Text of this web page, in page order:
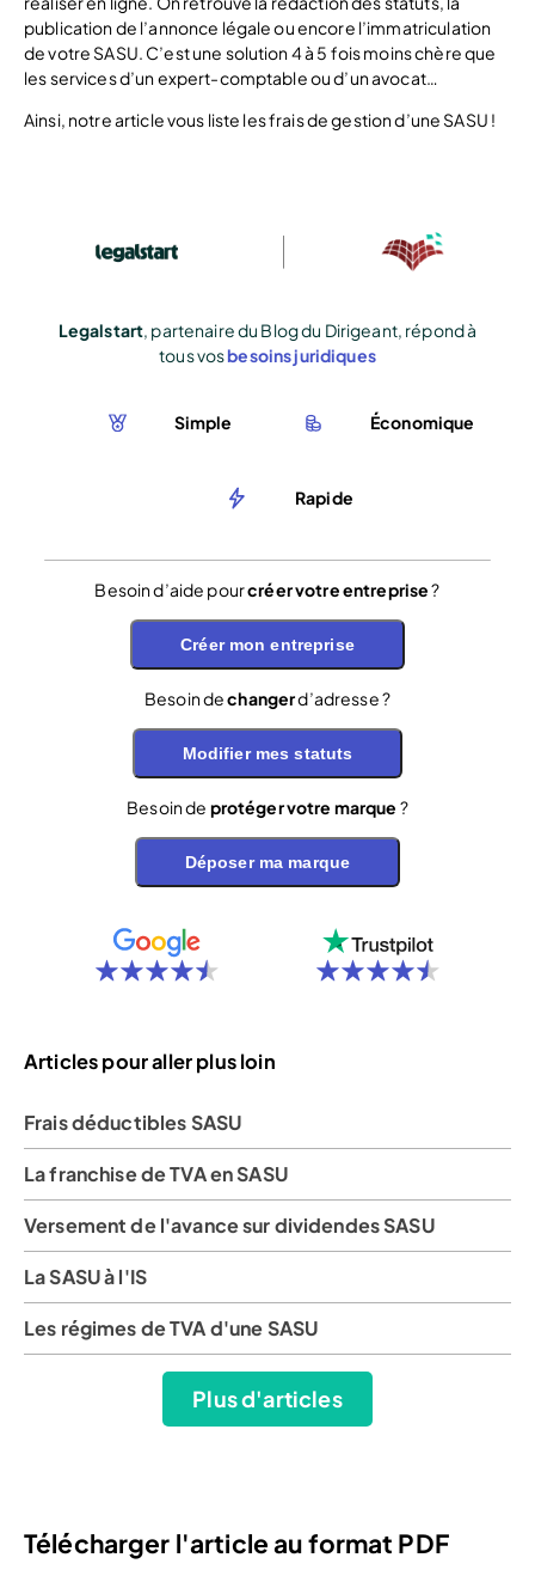
publication de l’annonce légale ou encore l’immatriculation
de votre SASU. C’est une solution 4 à 5 fois moins chère que
les services d’un expert-comptable ou d’un avocat…
Ainsi, notre article vous liste les frais de gestion d’une SASU !
Legalstart, partenaire du Blog du Dirigeant, répond à
tous vosbesoins juridiques
Simple Économique
Rapide
Besoin d’aide pourcréer votre entreprise?
Créer mon entreprise
Besoin dechangerd’adresse ?
Modifier mes statuts
Besoin de protéger votre marque ?
Déposer ma marque
Articles pour aller plus loin
Frais déductibles SASU
La franchise de TVA en SASU
Versement de l'avance sur dividendes SASU
La SASU à l'IS
Les régimes de TVA d'une SASU
Plus d'articles
Télécharger l'article au format PDF